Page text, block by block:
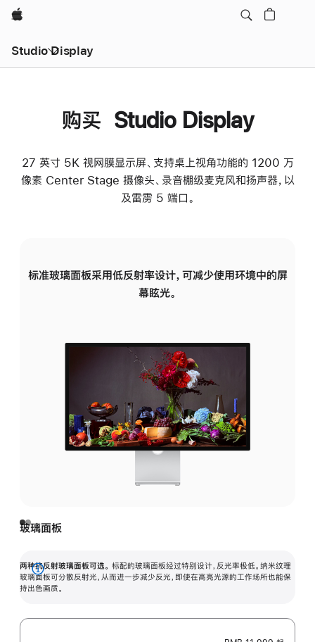
Apple
Studio Display
购买 Studio Display
27 英寸 5K 视网膜显示屏、支持桌上视角功能的 1200 万
像素 Center Stage 摄像头、录音棚级麦克风和扬声器，以
及雷雳 5 端口。
标准玻璃面板采用低反射率设计，可减少使用环境中的屏
幕眩光。
玻璃面板
两种抗反射玻璃面板可选。 标配的玻璃面板经过特别设计，反光率极低。纳米纹理
玻璃面板可分散反射光，从而进一步减少反光，即使在高亮光源的工作场所也能保
持出色画质。
展
开